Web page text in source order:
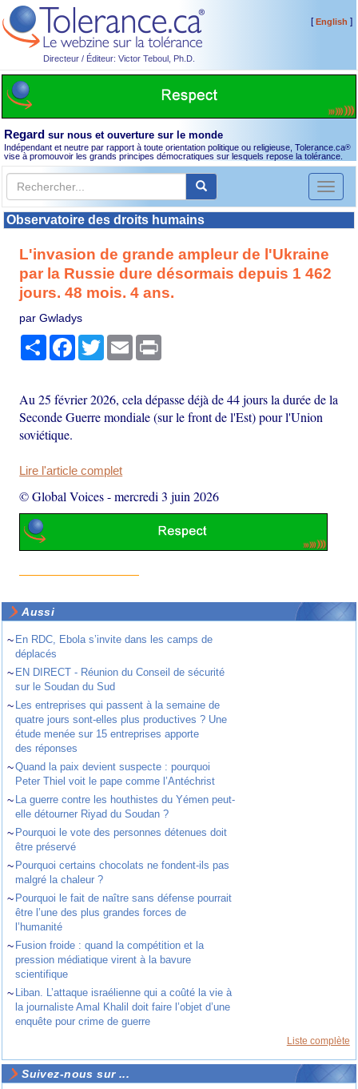
Directeur / Éditeur: Victor Teboul, Ph.D.
[English ]
Regard sur nous et ouverture sur le monde
Indépendant et neutre par rapport à toute orientation politique ou religieuse, Tolerance.ca®
vise à promouvoir les grands principes démocratiques sur lesquels repose la tolérance.
Toggle
Observatoire des droits humains
L'invasion de grande ampleur de l'Ukraine
par la Russie dure désormais depuis 1 462
jours. 48 mois. 4 ans.
par Gwladys
PartagerFacebook
TwitterEmail
Au 25 février 2026, cela dépasse déjà de 44 jours la durée de la
Seconde Guerre mondiale (sur le front de l'Est) pour l'Union
soviétique.
Lire l'article complet
© Global Voices-mercredi 3 juin 2026
Aussi
~ En RDC, Ebola s’invite dans les camps de
déplacés
~ EN DIRECT - Réunion du Conseil de sécurité
sur le Soudan du Sud
~ Les entreprises qui passent à la semaine de
quatre jours sont-elles plus productives ? Une
étude menée sur 15 entreprises apporte
des réponses
~Quand la paix devient suspecte : pourquoi
Peter Thiel voit le pape comme l’Antéchrist
~ La guerre contre les houthistes du Yémen peut-
elle détourner Riyad du Soudan ?
~ Pourquoi le vote des personnes détenues doit
être préservé
~ Pourquoi certains chocolats ne fondent-ils pas
malgré la chaleur ?
~ Pourquoi le fait de naître sans défense pourrait
être l’une des plus grandes forces de
l’humanité
~ Fusion froide : quand la compétition et la
pression médiatique virent à la bavure
scientifique
~ Liban. L’attaque israélienne qui a coûté la vie à
la journaliste Amal Khalil doit faire l’objet d’une
enquête pour crime de guerre
Liste complète
Suivez-nous sur ...